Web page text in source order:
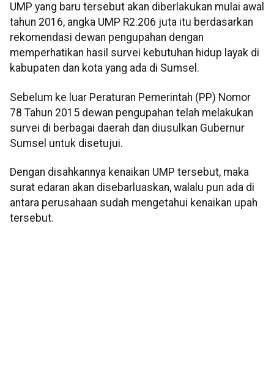
UMP yang baru tersebut akan diberlakukan mulai awal
tahun 2016, angka UMP R2.206 juta itu berdasarkan
rekomendasi dewan pengupahan dengan
memperhatikan hasil survei kebutuhan hidup layak di
kabupaten dan kota yang ada di Sumsel.
Sebelum ke luar Peraturan Pemerintah (PP) Nomor
78 Tahun 2015 dewan pengupahan telah melakukan
survei di berbagai daerah dan diusulkan Gubernur
Sumsel untuk disetujui.
Dengan disahkannya kenaikan UMP tersebut, maka
surat edaran akan disebarluaskan, walalu pun ada di
antara perusahaan sudah mengetahui kenaikan upah
tersebut.